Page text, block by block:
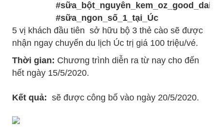
#sữa_ngon_số_1_tại_Úc
5 vị khách đầu tiên sở hữu bộ 3 thẻ cào sẽ được
nhận ngay chuyến du lịch Úc trị giá 100 triệu/vé.
Thời gian: Chương trình diễn ra từ nay cho đến
hết ngày 15/5/2020.
Kết quả: sẽ được công bố vào ngày 20/5/2020.